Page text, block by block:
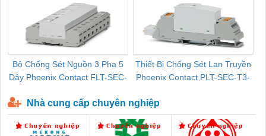
Bộ Chống Sét Nguồn 3 Pha 5
Dây Phoenix Contact FLT-SEC-
Thiết Bị Chống Sét Lan Truyền
Phoenix Contact PLT-SEC-T3-
Nhà cung cấp chuyên nghiệp